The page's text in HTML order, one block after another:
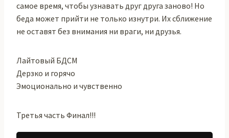
самое время, чтобы узнавать друг друга заново! Но
беда может прийти не только изнутри. Их сближение
не оставят без внимания ни враги, ни друзья.
Лайтовый БДСМ
Дерзко и горячо
Эмоционально и чувственно
Третья часть Финал!!!